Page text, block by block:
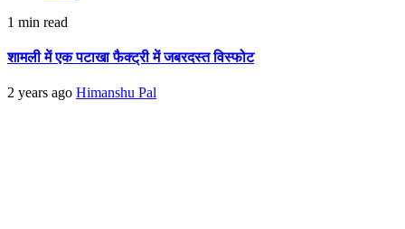
1 min read
शामली में एक पटाखा फैक्ट्री में जबरदस्त विस्फोट
2 years ago Himanshu Pal